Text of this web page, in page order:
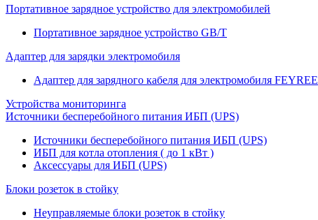
Портативное зарядное устройство для электромобилей
Портативное зарядное устройство GB/T
Адаптер для зарядки электромобиля
Адаптер для зарядного кабеля для электромобиля FEYREE
Устройства мониторинга
Источники бесперебойного питания ИБП (UPS)
Источники бесперебойного питания ИБП (UPS)
ИБП для котла отопления ( до 1 кВт )
Аксессуары для ИБП (UPS)
Блоки розеток в стойку
Неуправляемые блоки розеток в стойку